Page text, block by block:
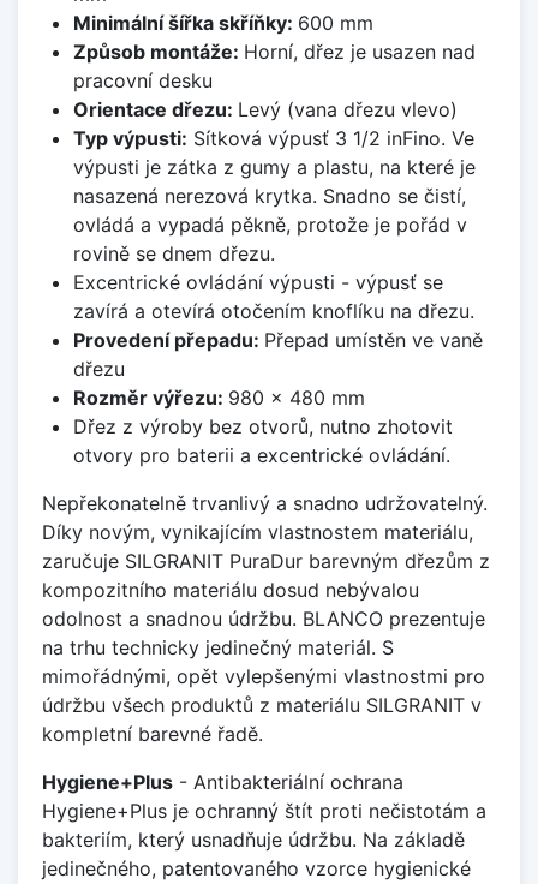
Minimální šířka skříňky: 600 mm
Způsob montáže: Horní, dřez je usazen nad
pracovní desku
Orientace dřezu: Levý (vana dřezu vlevo)
Typ výpusti: Sítková výpusť 3 1/2 inFino. Ve
výpusti je zátka z gumy a plastu, na které je
nasazená nerezová krytka. Snadno se čistí,
ovládá a vypadá pěkně, protože je pořád v
rovině se dnem dřezu.
Excentrické ovládání výpusti - výpusť se
zavírá a otevírá otočením knoflíku na dřezu.
Provedení přepadu: Přepad umístěn ve vaně
dřezu
Rozměr výřezu: 980 x 480 mm
Dřez z výroby bez otvorů, nutno zhotovit
otvory pro baterii a excentrické ovládání.
Nepřekonatelně trvanlivý a snadno udržovatelný.
Díky novým, vynikajícím vlastnostem materiálu,
zaručuje SILGRANIT PuraDur barevným dřezům z
kompozitního materiálu dosud nebývalou
odolnost a snadnou údržbu. BLANCO prezentuje
na trhu technicky jedinečný materiál. S
mimořádnými, opět vylepšenými vlastnostmi pro
údržbu všech produktů z materiálu SILGRANIT v
kompletní barevné řadě.
Hygiene+Plus - Antibakteriální ochrana
Hygiene+Plus je ochranný štít proti nečistotám a
bakteriím, který usnadňuje údržbu. Na základě
jedinečného, patentovaného vzorce hygienické